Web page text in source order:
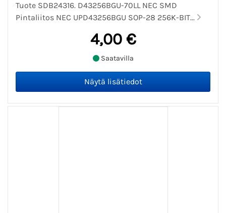
Tuote SDB24316. D43256BGU-70LL NEC SMD
Pintaliitos NEC UPD43256BGU SOP-28 256K-BIT...
4,00 €
Saatavilla